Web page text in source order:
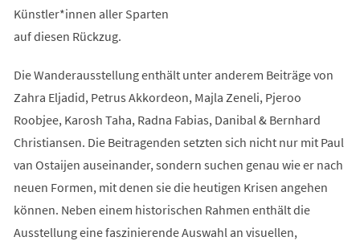
Künstler*innen aller Sparten
auf diesen Rückzug.
Die Wanderausstellung enthält unter anderem Beiträge von
Zahra Eljadid, Petrus Akkordeon, Majla Zeneli, Pjeroo
Roobjee, Karosh Taha, Radna Fabias, Danibal & Bernhard
Christiansen. Die Beitragenden setzten sich nicht nur mit Paul
van Ostaijen auseinander, sondern suchen genau wie er nach
neuen Formen, mit denen sie die heutigen Krisen angehen
können. Neben einem historischen Rahmen enthält die
Ausstellung eine faszinierende Auswahl an visuellen,